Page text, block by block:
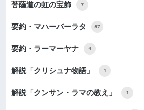
菩薩道の虹の宝飾 7
要約・マハーバーラタ 57
要約・ラーマーヤナ 4
解説「クリシュナ物語」 1
解説「クンサン・ラマの教え」 1